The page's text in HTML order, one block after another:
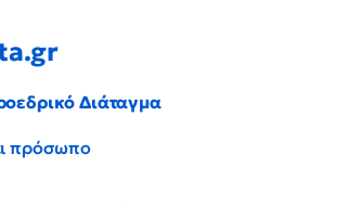
Διάταγμα
πρόσωπο